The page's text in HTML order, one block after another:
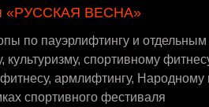
«РУССКАЯ ВЕСНА»
по пауэрлифтингу и отдельным
спортивному
армлифтингу, Народному
спортивного фестиваля